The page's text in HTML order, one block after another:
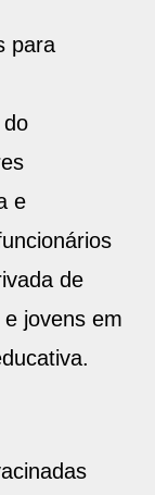
para
e
de
e jovens em